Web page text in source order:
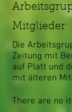
Mitglieder
Die
Zeitung mit
auf Platt und
mit älteren
There are no